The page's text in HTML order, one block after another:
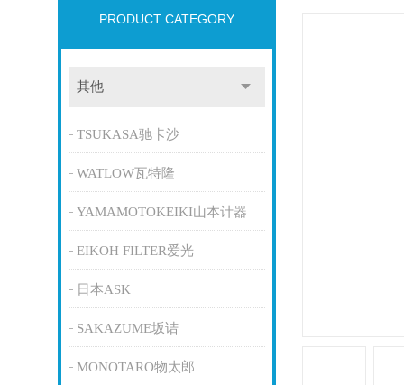
PRODUCT CATEGORY
其他
TSUKASA驰卡沙
WATLOW瓦特隆
YAMAMOTOKEIKI山本计器
EIKOH FILTER爱光
日本ASK
SAKAZUME坂诘
MONOTARO物太郎